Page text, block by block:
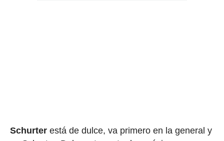
Schurterestá de dulce, va primero en la general y